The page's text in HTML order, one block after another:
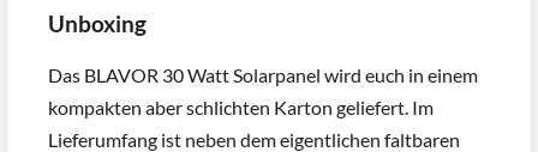
Unboxing
Das BLAVOR 30 Watt Solarpanel wird euch in einem
kompakten aber schlichten Karton geliefert. Im
Lieferumfang ist neben dem eigentlichen faltbaren